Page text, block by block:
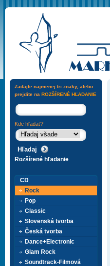
Zadajte najmenej tri znaky, alebo
prejdite na ROZŠÍRENÉ HĽADANIE
Kde hľadať?
Rozšírené hľadanie
CD
Rock
Pop
Classic
Slovenská tvorba
Česká tvorba
Dance+Electronic
Glam Rock
Soundtrack-Filmová